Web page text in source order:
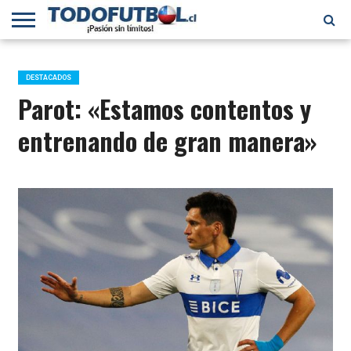
PRIMERA
B
SELECCIÓN
CHILENA
CHILENOS
EN EL
MUNDO
FÚTBOL
INTERNACIONAL
DESTACADOS
Parot: «Estamos contentos y
entrenando de gran manera»